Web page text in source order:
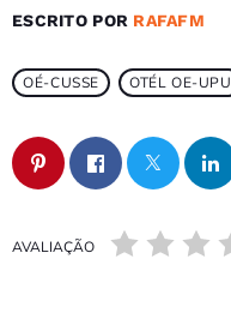
ESCRITO POR RAFAFM
OÉ-CUSSE OTÉL OE-UPU
AVALIAÇÃO